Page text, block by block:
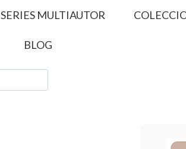
SERIES MULTIAUTOR
BLOG